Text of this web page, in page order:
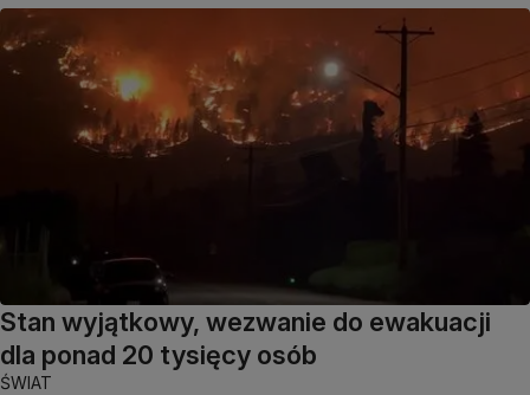
Stan wyjątkowy, wezwanie do ewakuacji
dla ponad 20 tysięcy osób
ŚWIAT